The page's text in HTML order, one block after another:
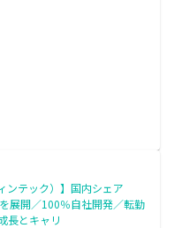
ンテック）】国内シェア
展開／100％自社開発／転勤
長とキャリ